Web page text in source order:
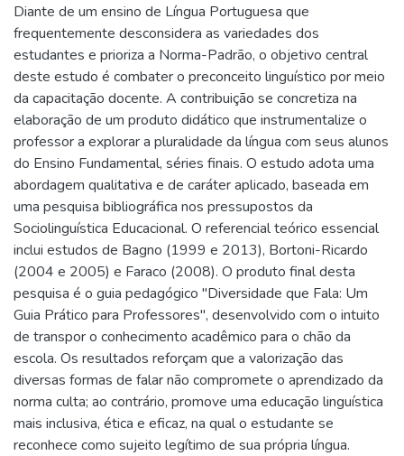
Diante de um ensino de Língua Portuguesa que
frequentemente desconsidera as variedades dos
estudantes e prioriza a Norma-Padrão, o objetivo central
deste estudo é combater o preconceito linguístico por meio
da capacitação docente. A contribuição se concretiza na
elaboração de um produto didático que instrumentalize o
professor a explorar a pluralidade da língua com seus alunos
do Ensino Fundamental, séries finais. O estudo adota uma
abordagem qualitativa e de caráter aplicado, baseada em
uma pesquisa bibliográfica nos pressupostos da
Sociolinguística Educacional. O referencial teórico essencial
inclui estudos de Bagno (1999 e 2013), Bortoni-Ricardo
(2004 e 2005) e Faraco (2008). O produto final desta
pesquisa é o guia pedagógico "Diversidade que Fala: Um
Guia Prático para Professores", desenvolvido com o intuito
de transpor o conhecimento acadêmico para o chão da
escola. Os resultados reforçam que a valorização das
diversas formas de falar não compromete o aprendizado da
norma culta; ao contrário, promove uma educação linguística
mais inclusiva, ética e eficaz, na qual o estudante se
reconhece como sujeito legítimo de sua própria língua.